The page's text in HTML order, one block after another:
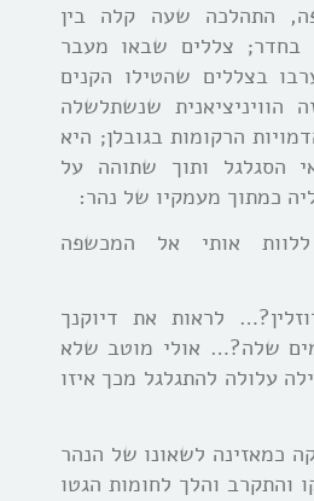
התהלכה שעה קלה בין
בחדר; צללים שבאו מעבר
בצללים שהטילו הקנים
הוויניציאנית שנשתלשלה
הרקומות בגובלן; היא
הסגלגל ותוך שתוהה על
כמתוך מעמקיו של נהר:
ללוות אותי אל המכשפה
לראות את דיוקנך
שלה?… אולי מוטב שלא
עלולה להתגלגל מכך איזו
כמאזינה לשאונו של הנהר
והתקרב והלך לחומות הגטו